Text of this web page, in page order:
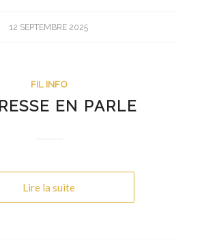
12 SEPTEMBRE 2025
FIL INFO
EN PARLE
Lire la suite